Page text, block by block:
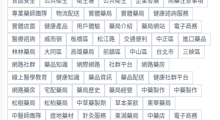
專業藥師團隊 物流配送 實體藥局 實體藥局 健康諮詢服務
實體店面 健康產品 用戶體驗 藥局介紹 藥局網站 電子商務
醫療諮詢 威而钢 板橋區 松江路 交通便利 中正區 進口藥品
林林藥局 大同區 高雄藥局 前鎮區 中山區 台北市 三峽區
網路社群 藥品知識 網際網路 社群平台 網路藥房
線上醫學教育 健康知識 藥品資訊 藥品配送 健康社群平台
網路藥房 宅配藥局 藥局歷史 藥局經營 中藥製作 中藥製作
松樹藥局 松柏藥局 中草藥製劑 草本茶飲 東華藥局
中醫師團隊 道地藥材 針灸服務 東湖藥局 中藥店 電子商務